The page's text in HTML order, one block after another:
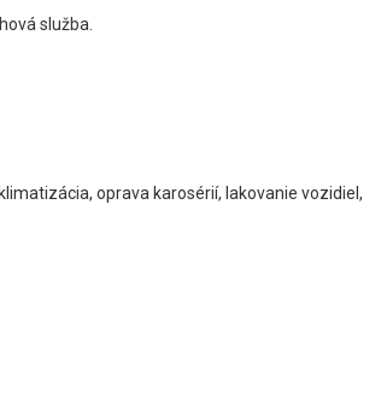
služba.
oprava karosérií, lakovanie vozidiel,